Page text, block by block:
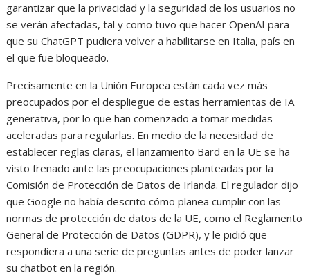
garantizar que la privacidad y la seguridad de los usuarios no
se verán afectadas, tal y como tuvo que hacer OpenAI para
que su ChatGPT pudiera volver a habilitarse en Italia, país en
el que fue bloqueado.
Precisamente en la Unión Europea están cada vez más
preocupados por el despliegue de estas herramientas de IA
generativa, por lo que han comenzado a tomar medidas
aceleradas para regularlas. En medio de la necesidad de
establecer reglas claras, el lanzamiento Bard en la UE se ha
visto frenado ante las preocupaciones planteadas por la
Comisión de Protección de Datos de Irlanda. El regulador dijo
que Google no había descrito cómo planea cumplir con las
normas de protección de datos de la UE, como el Reglamento
General de Protección de Datos (GDPR), y le pidió que
respondiera a una serie de preguntas antes de poder lanzar
su chatbot en la región.